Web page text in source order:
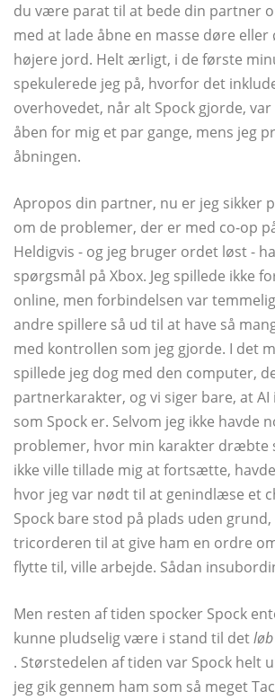
du være parat til at bede din partner
med at lade åbne en masse døre eller
højere jord. Helt ærligt, i de første
spekulerede jeg på, hvorfor det
overhovedet, når alt Spock gjorde,
åben for mig et par gange, mens jeg
åbningen.
Apropos din partner, nu er jeg sikker
om de problemer, der er med co-op
Heldigvis - og jeg bruger ordet løst -
spørgsmål på Xbox. Jeg spillede ikke
online, men forbindelsen var
andre spillere så ud til at have så
med kontrollen som jeg gjorde. I det
spillede jeg dog med den computer,
partnerkarakter, og vi siger bare, at AI
som Spock er. Selvom jeg ikke havde
problemer, hvor min karakter dræbte
ikke ville tillade mig at fortsætte,
hvor jeg var nødt til at genindlæse et
Spock bare stod på plads uden
tricorderen til at give ham en ordre
flytte til, ville arbejde. Sådan
Men resten af ​​tiden spocker Spock
kunne pludselig være i stand til det
. Størstedelen af ​​tiden var Spock helt
jeg gik gennem ham som så meget